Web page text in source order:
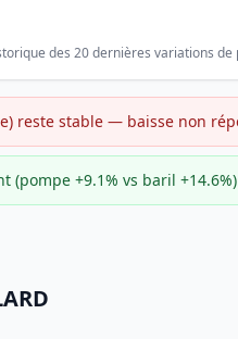
des 20 dernières variations de
reste stable — baisse non
(pompe +9.1% vs baril